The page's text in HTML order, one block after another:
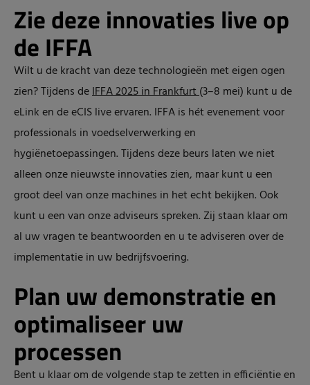
Zie deze innovaties live op
de IFFA
Wilt u de kracht van deze technologieën met eigen ogen
zien? Tijdens deIFFA 2025 in Frankfurt(3–8 mei) kunt u de
eLink en de eCIS live ervaren. IFFA is hét evenement voor
professionals in voedselverwerking en
hygiënetoepassingen. Tijdens deze beurs laten we niet
alleen onze nieuwste innovaties zien, maar kunt u een
groot deel van onze machines in het echt bekijken. Ook
kunt u een van onze adviseurs spreken. Zij staan klaar om
al uw vragen te beantwoorden en u te adviseren over de
implementatie in uw bedrijfsvoering.
Plan uw demonstratie en
optimaliseer uw
processen
Bent u klaar om de volgende stap te zetten in efficiëntie en